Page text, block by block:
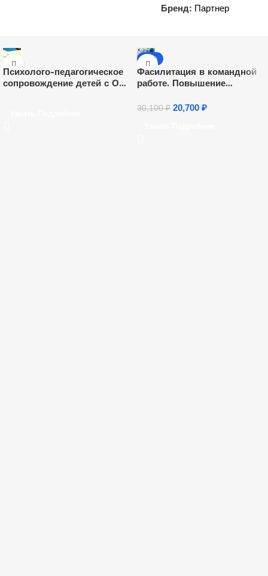
Бренд: Партнер
Психолого-педагогическое
сопровождение детей с ОВЗ
-31%
Фасилитация в командной
работе. Повышение
30,100₽ 20,700 ₽